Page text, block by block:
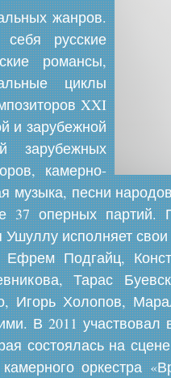
жанров.
русские
романсы,
циклы
XXI
и зарубежной
зарубежных
камерно-
музыка, песни
37 оперных партий.
исполняет
Ефрем Подгайц,
Тарас
Игорь Холопов,
В 2011
состоялась на
оркестра